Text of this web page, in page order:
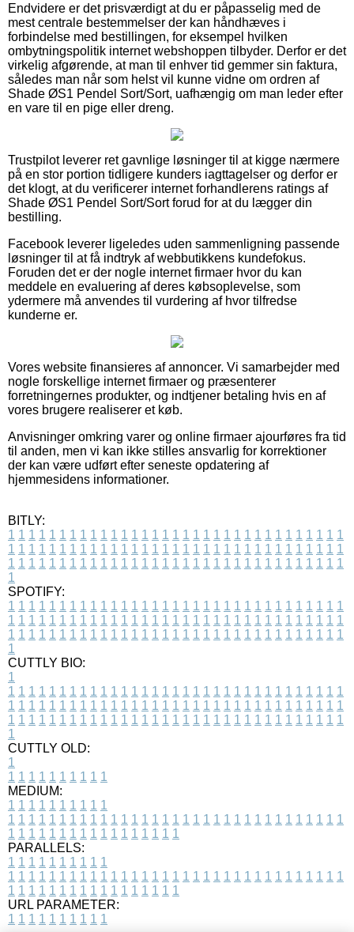
Endvidere er det prisværdigt at du er påpasselig med de
mest centrale bestemmelser der kan håndhæves i
forbindelse med bestillingen, for eksempel hvilken
ombytningspolitik internet webshoppen tilbyder. Derfor er det
virkelig afgørende, at man til enhver tid gemmer sin faktura,
således man når som helst vil kunne vidne om ordren af
Shade ØS1 Pendel Sort/Sort, uafhængig om man leder efter
en vare til en pige eller dreng.
Trustpilot leverer ret gavnlige løsninger til at kigge nærmere
på en stor portion tidligere kunders iagttagelser og derfor er
det klogt, at du verificerer internet forhandlerens ratings af
Shade ØS1 Pendel Sort/Sort forud for at du lægger din
bestilling.
Facebook leverer ligeledes uden sammenligning passende
løsninger til at få indtryk af webbutikkens kundefokus.
Foruden det er der nogle internet firmaer hvor du kan
meddele en evaluering af deres købsoplevelse, som
ydermere må anvendes til vurdering af hvor tilfredse
kunderne er.
Vores website finansieres af annoncer. Vi samarbejder med
nogle forskellige internet firmaer og præsenterer
forretningernes produkter, og indtjener betaling hvis en af
vores brugere realiserer et køb.
Anvisninger omkring varer og online firmaer ajourføres fra tid
til anden, men vi kan ikke stilles ansvarlig for korrektioner
der kan være udført efter seneste opdatering af
hjemmesidens informationer.
BITLY:
1 1 1 1 1 1 1 1 1 1 1 1 1 1 1 1 1 1 1 1 1 1 1 1 1 1 1 1 1 1 1 1 1
1 1 1 1 1 1 1 1 1 1 1 1 1 1 1 1 1 1 1 1 1 1 1 1 1 1 1 1 1 1 1 1 1
1 1 1 1 1 1 1 1 1 1 1 1 1 1 1 1 1 1 1 1 1 1 1 1 1 1 1 1 1 1 1 1 1
1
SPOTIFY:
1 1 1 1 1 1 1 1 1 1 1 1 1 1 1 1 1 1 1 1 1 1 1 1 1 1 1 1 1 1 1 1 1
1 1 1 1 1 1 1 1 1 1 1 1 1 1 1 1 1 1 1 1 1 1 1 1 1 1 1 1 1 1 1 1 1
1 1 1 1 1 1 1 1 1 1 1 1 1 1 1 1 1 1 1 1 1 1 1 1 1 1 1 1 1 1 1 1 1
1
CUTTLY BIO:
1
1 1 1 1 1 1 1 1 1 1 1 1 1 1 1 1 1 1 1 1 1 1 1 1 1 1 1 1 1 1 1 1 1
1 1 1 1 1 1 1 1 1 1 1 1 1 1 1 1 1 1 1 1 1 1 1 1 1 1 1 1 1 1 1 1 1
1 1 1 1 1 1 1 1 1 1 1 1 1 1 1 1 1 1 1 1 1 1 1 1 1 1 1 1 1 1 1 1 1
1
CUTTLY OLD:
1
1 1 1 1 1 1 1 1 1 1
MEDIUM:
1 1 1 1 1 1 1 1 1 1
1 1 1 1 1 1 1 1 1 1 1 1 1 1 1 1 1 1 1 1 1 1 1 1 1 1 1 1 1 1 1 1 1
1 1 1 1 1 1 1 1 1 1 1 1 1 1 1 1 1
PARALLELS:
1 1 1 1 1 1 1 1 1 1
1 1 1 1 1 1 1 1 1 1 1 1 1 1 1 1 1 1 1 1 1 1 1 1 1 1 1 1 1 1 1 1 1
1 1 1 1 1 1 1 1 1 1 1 1 1 1 1 1 1
URL PARAMETER:
1 1 1 1 1 1 1 1 1 1